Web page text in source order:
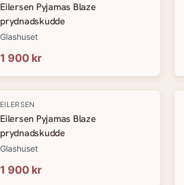
Eilersen Pyjamas Blaze
prydnadskudde
Glashuset
1 900 kr
EILERSEN
Eilersen Pyjamas Blaze
prydnadskudde
Glashuset
1 900 kr